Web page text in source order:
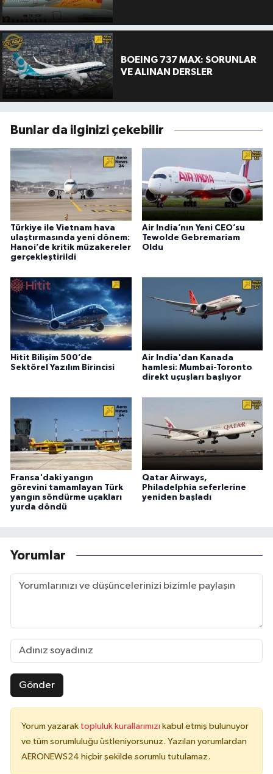
BOEING 737 MAX: SORUNLAR
VE ALINAN DERSLER
Bunlar da ilginizi çekebilir
Türkiye ile Vietnam hava
ulaştırmasında yeni dönem:
Hanoi’de kritik müzakereler
gerçekleştirildi
Air India’nın Yeni CEO’su
Tewolde Gebremariam
Oldu
Hitit Bilişim 500’de
Sektörel Yazılım Birincisi
Air India'dan Kanada
hamlesi: Mumbai-Toronto
direkt uçuşları başlıyor
Fransa'daki yangın
görevini tamamlayan Türk
yangın söndürme uçakları
yurda döndü
Qatar Airways,
Philadelphia seferlerine
yeniden başladı
Yorumlar
Gönder
Yorum yazarak topluluk kurallarımızı kabul etmiş bulunuyor
ve tüm sorumluluğu üstleniyorsunuz. Yazılan yorumlardan
AERONEWS24 hiçbir şekilde sorumlu tutulamaz.